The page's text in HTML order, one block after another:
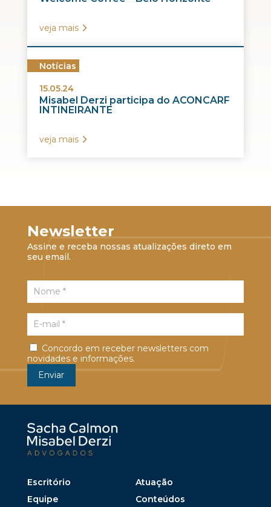
veja mais
Notícias
15.05.24
Misabel Derzi participa do ACONCARF
INTINEIRANTE
veja mais
Newsletter
Assine e receba nossas atualizações direto em
seu email.
Concordo em receber newsletters com
novidades e informações.
Escritório
Atuação
Equipe
Conteúdos